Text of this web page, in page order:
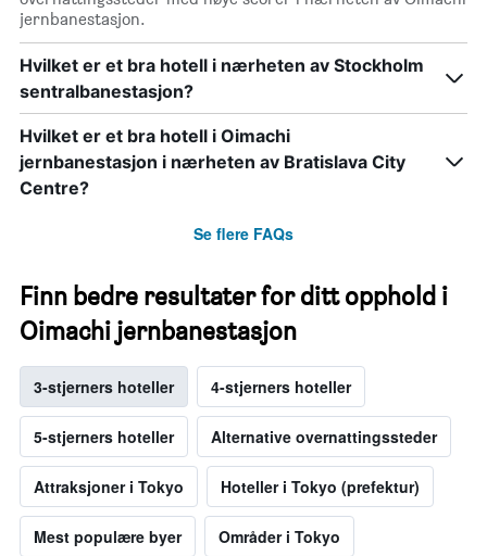
jernbanestasjon.
Hvilket er et bra hotell i nærheten av Stockholm
sentralbanestasjon?
Hvilket er et bra hotell i Oimachi
jernbanestasjon i nærheten av Bratislava City
Centre?
Se flere FAQs
Finn bedre resultater for ditt opphold i
Oimachi jernbanestasjon
3-stjerners hoteller 4-stjerners hoteller
5-stjerners hoteller Alternative overnattingssteder
Attraksjoner i Tokyo Hoteller i Tokyo (prefektur)
Mest populære byer Områder i Tokyo